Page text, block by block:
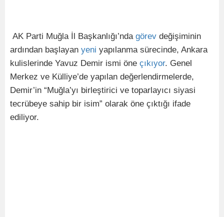
AK Parti Muğla İl Başkanlığı’nda görev değişiminin
ardından başlayan yeni yapılanma sürecinde, Ankara
kulislerinde Yavuz Demir ismi öne çıkıyor. Genel
Merkez ve Külliye’de yapılan değerlendirmelerde,
Demir’in “Muğla’yı birleştirici ve toparlayıcı siyasi
tecrübeye sahip bir isim” olarak öne çıktığı ifade
ediliyor.